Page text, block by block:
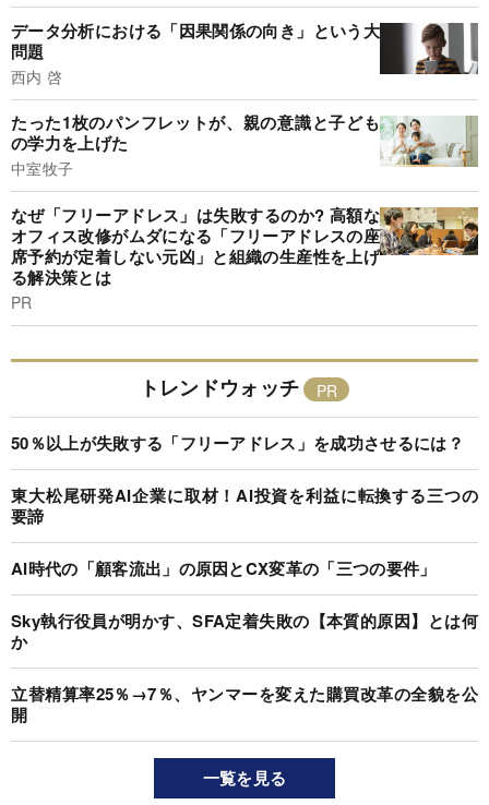
データ分析における「因果関係の向き」という大
問題
西内 啓
たった1枚のパンフレットが、親の意識と子ども
の学力を上げた
中室牧子
なぜ「フリーアドレス」は失敗するのか? 高額な
オフィス改修がムダになる「フリーアドレスの座
席予約が定着しない元凶」と組織の生産性を上げ
る解決策とは
PR
トレンドウォッチ
50％以上が失敗する「フリーアドレス」を成功させるには？
東大松尾研発AI企業に取材！AI投資を利益に転換する三つの
要諦
AI時代の「顧客流出」の原因とCX変革の「三つの要件」
Sky執行役員が明かす、SFA定着失敗の【本質的原因】とは何
か
立替精算率25％→7％、ヤンマーを変えた購買改革の全貌を公
開
一覧を見る